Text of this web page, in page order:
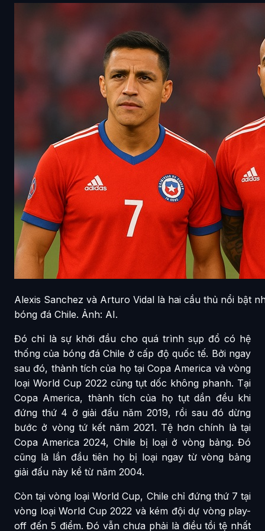
Alexis Sanchez và Arturo Vidal là hai cầu thủ nổi bật
bóng đá Chile. Ảnh: AI.
Đó chỉ là sự khởi đầu cho quá trình sụp đổ có hệ
thống của bóng đá Chile ở cấp độ quốc tế. Bởi ngay
sau đó, thành tích của họ tại Copa America và vòng
loại World Cup 2022 cũng tụt dốc không phanh. Tại
Copa America, thành tích của họ tụt dần đều khi
đứng thứ 4 ở giải đấu năm 2019, rồi sau đó dừng
bước ở vòng tứ kết năm 2021. Tệ hơn chính là tại
Copa America 2024, Chile bị loại ở vòng bảng. Đó
cũng là lần đầu tiên họ bị loại ngay từ vòng bảng
giải đấu này kể từ năm 2004.
Còn tại vòng loại World Cup, Chile chỉ đứng thứ 7 tại
vòng loại World Cup 2022 và kém đội dự vòng play-
off đến 5 điểm. Đó vẫn chưa phải là điều tồi tệ nhất